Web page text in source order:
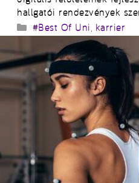
hallgatói rendezvények
Kategória
#Best Of Uni, karrier